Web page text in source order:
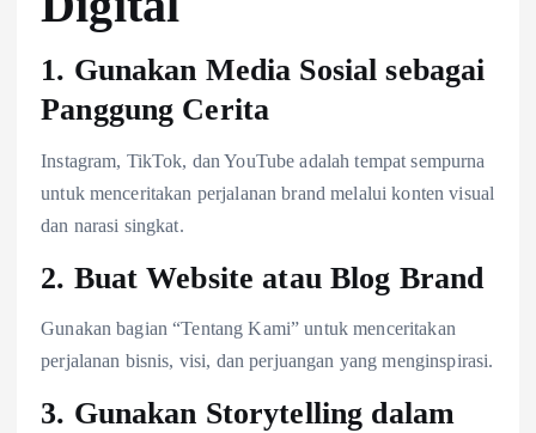
1. Gunakan Media Sosial sebagai
Panggung Cerita
Instagram, TikTok, dan YouTube adalah tempat sempurna
untuk menceritakan perjalanan brand melalui konten visual
dan narasi singkat.
2. Buat Website atau Blog Brand
Gunakan bagian “Tentang Kami” untuk menceritakan
perjalanan bisnis, visi, dan perjuangan yang menginspirasi.
3. Gunakan Storytelling dalam